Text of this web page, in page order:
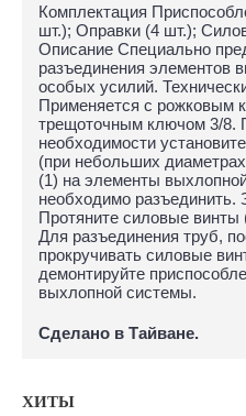
Комплектация
шт.); Оправки (4 шт.);
Описание Специально
разъединения элементов
особых усилий.
Применяется с рожковым
трещоточным ключом 3/8.
необходимости
(при небольших
(1) на элементы
необходимо разъединить.
Протяните силовые
Для разъединения труб,
прокручивать силовые
демонтируйте
выхлопной системы.
Сделано в Тайване.
ХИТЫ